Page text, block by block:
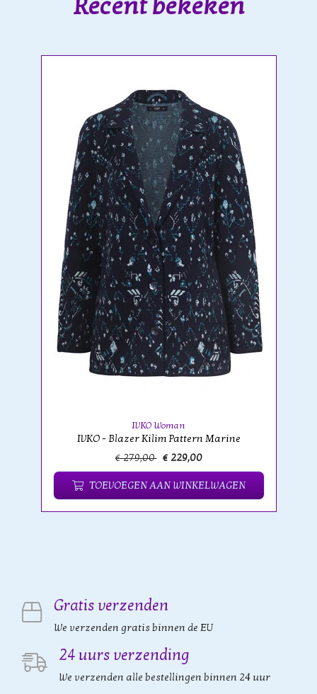
Recent bekeken
IVKO Woman
IVKO - Blazer Kilim Pattern Marine
€ 279,00 € 229,00
TOEVOEGEN AAN WINKELWAGEN
Gratis verzenden
We verzenden gratis binnen de EU
24 uurs verzending
We verzenden alle bestellingen binnen 24 uur